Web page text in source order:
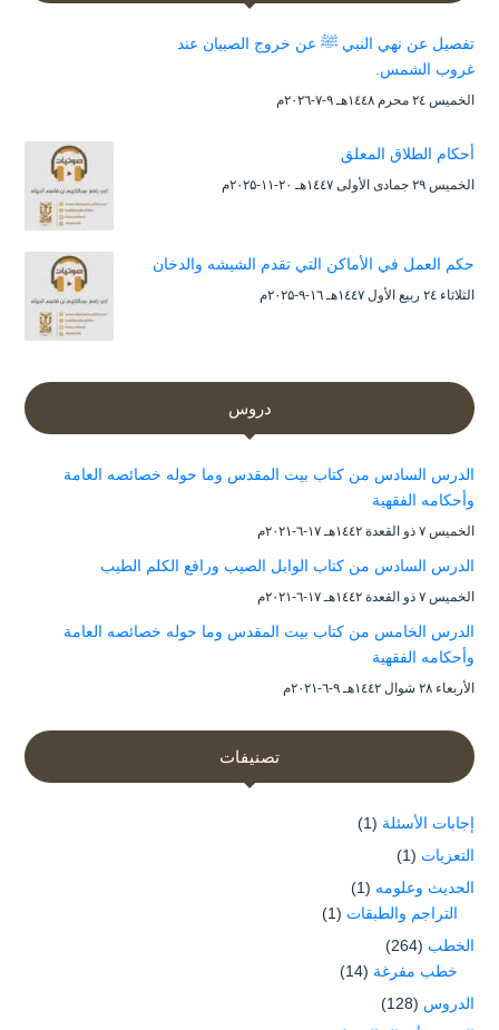
تفصيل عن نهي النبي ﷺ عن خروج الصبيان عند
غروب الشمس.
الخميس ۲٤ محرم ۱٤٤۸هـ ۹-۷-۲۰۲٦م
أحكام الطلاق المعلق
الخميس ۲۹ جمادى الأولى ۱٤٤۷هـ ۲۰-۱۱-۲۰۲۵م
حكم العمل في الأماكن التي تقدم الشيشه والدخان
الثلاثاء ۲٤ ربيع الأول ۱٤٤۷هـ ۱٦-۹-۲۰۲۵م
دروس
الدرس السادس من كتاب بيت المقدس وما حوله خصائصه العامة
وأحكامه الفقهية
الخميس ۷ ذو القعدة ۱٤٤۲هـ ۱۷-٦-۲۰۲۱م
الدرس السادس من كتاب الوابل الصيب ورافع الكلم الطيب
الخميس ۷ ذو القعدة ۱٤٤۲هـ ۱۷-٦-۲۰۲۱م
الدرس الخامس من كتاب بيت المقدس وما حوله خصائصه العامة
وأحكامه الفقهية
الأربعاء ۲۸ شوال ۱٤٤۲هـ ۹-٦-۲۰۲۱م
تصنيفات
إجابات الأسئلة (1)
التعزيات (1)
الحديث وعلومه (1)
التراجم والطبقات (1)
الخطب (264)
خطب مفرغة (14)
الدروس (128)